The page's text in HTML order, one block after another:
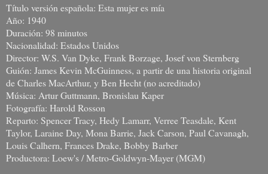
Título versión española: Esta mujer es mía
Año: 1940
Duración: 98 minutos
Nacionalidad: Estados Unidos
Director: W.S. Van Dyke, Frank Borzage, Josef von Sternberg
Guión: James Kevin McGuinness, a partir de una historia original
de Charles MacArthur, y Ben Hecht (no acreditado)
Música: Artur Guttmann, Bronislau Kaper
Fotografía: Harold Rosson
Reparto: Spencer Tracy, Hedy Lamarr, Verree Teasdale, Kent
Taylor, Laraine Day, Mona Barrie, Jack Carson, Paul Cavanagh,
Louis Calhern, Frances Drake, Bobby Barber
Productora: Loew's / Metro-Goldwyn-Mayer (MGM)